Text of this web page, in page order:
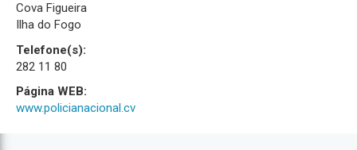
Cova Figueira
Ilha do Fogo
Telefone(s):
282 11 80
Página WEB:
www.policianacional.cv